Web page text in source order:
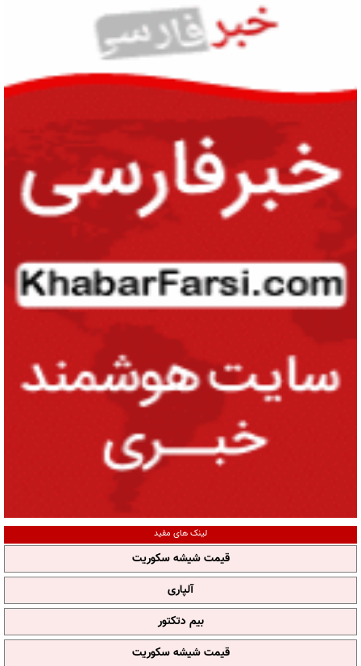
لینک های مفید
قیمت شیشه سکوریت
آلپاری
بیم دتکتور
قیمت شیشه سکوریت